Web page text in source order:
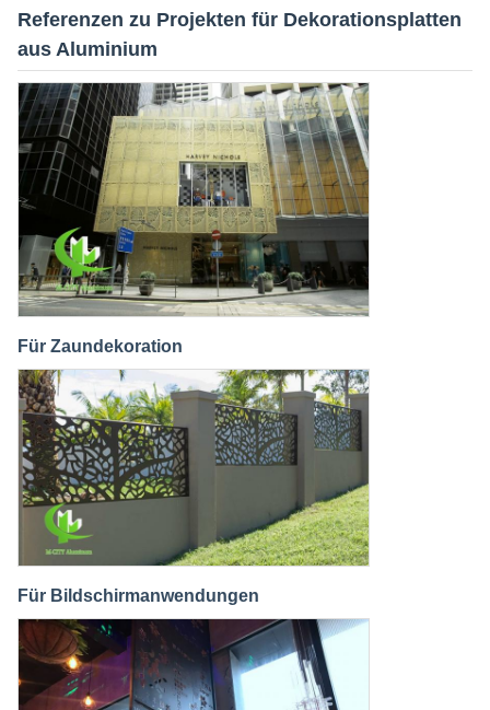
Referenzen zu Projekten für Dekorationsplatten
aus Aluminium
Für Zaundekoration
Für Bildschirmanwendungen